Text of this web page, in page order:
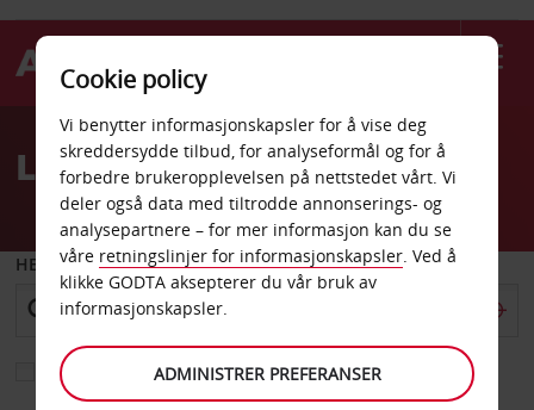
Welcome
AvisLeiebil Charleville
HENT FRA
Velg et annet leveringssted
Cookie policy
Vi benytter informasjonskapsler for å vise deg
skreddersydde tilbud, for analyseformål og for å
forbedre brukeropplevelsen på nettstedet vårt. Vi
deler også data med tiltrodde annonserings- og
analysepartnere – for mer informasjon kan du se
våre retningslinjer for informasjonskapsler. Ved å
klikke GODTA aksepterer du vår bruk av
informasjonskapsler.
ADMINISTRER PREFERANSER